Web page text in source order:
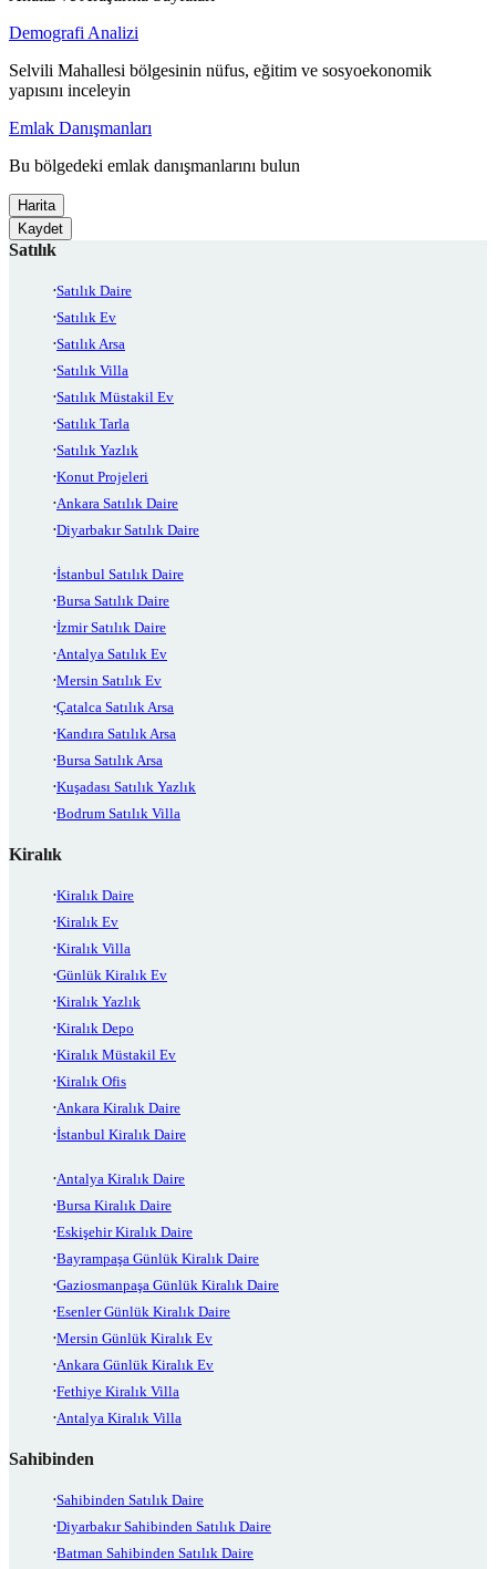
Demografi Analizi
Selvili Mahallesi bölgesinin nüfus, eğitim ve sosyoekonomik
yapısını inceleyin
Emlak Danışmanları
Bu bölgedeki emlak danışmanlarını bulun
Harita
Kaydet
Satılık
Satılık Daire
Satılık Ev
Satılık Arsa
Satılık Villa
Satılık Müstakil Ev
Satılık Tarla
Satılık Yazlık
Konut Projeleri
Ankara Satılık Daire
Diyarbakır Satılık Daire
İstanbul Satılık Daire
Bursa Satılık Daire
İzmir Satılık Daire
Antalya Satılık Ev
Mersin Satılık Ev
Çatalca Satılık Arsa
Kandıra Satılık Arsa
Bursa Satılık Arsa
Kuşadası Satılık Yazlık
Bodrum Satılık Villa
Kiralık
Kiralık Daire
Kiralık Ev
Kiralık Villa
Günlük Kiralık Ev
Kiralık Yazlık
Kiralık Depo
Kiralık Müstakil Ev
Kiralık Ofis
Ankara Kiralık Daire
İstanbul Kiralık Daire
Antalya Kiralık Daire
Bursa Kiralık Daire
Eskişehir Kiralık Daire
Bayrampaşa Günlük Kiralık Daire
Gaziosmanpaşa Günlük Kiralık Daire
Esenler Günlük Kiralık Daire
Mersin Günlük Kiralık Ev
Ankara Günlük Kiralık Ev
Fethiye Kiralık Villa
Antalya Kiralık Villa
Sahibinden
Sahibinden Satılık Daire
Diyarbakır Sahibinden Satılık Daire
Batman Sahibinden Satılık Daire